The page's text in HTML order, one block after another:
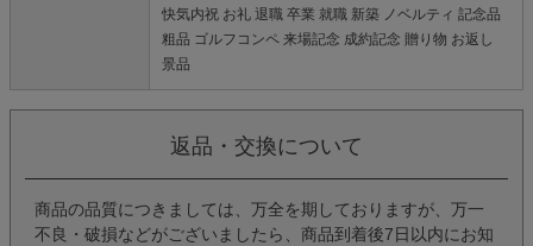
快気内祝 お礼 退職 卒業 就職 新築 ノベルティ 記念品
粗品 ゴルフコンペ 来場記念 成約記念 贈り物 お返し
景品
返品・交換について
商品の品質につきましては、万全を期しておりますが、万一
不良・破損などがございましたら、商品到着後7日以内にお知